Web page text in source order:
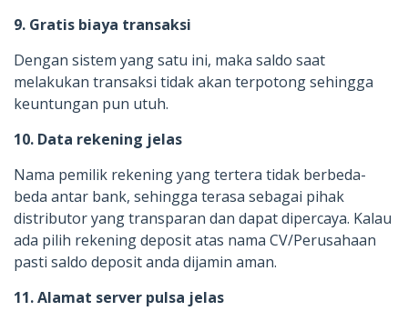
9. Gratis biaya transaksi
Dengan sistem yang satu ini, maka saldo saat
melakukan transaksi tidak akan terpotong sehingga
keuntungan pun utuh.
10. Data rekening jelas
Nama pemilik rekening yang tertera tidak berbeda-
beda antar bank, sehingga terasa sebagai pihak
distributor yang transparan dan dapat dipercaya. Kalau
ada pilih rekening deposit atas nama CV/Perusahaan
pasti saldo deposit anda dijamin aman.
11. Alamat server pulsa jelas